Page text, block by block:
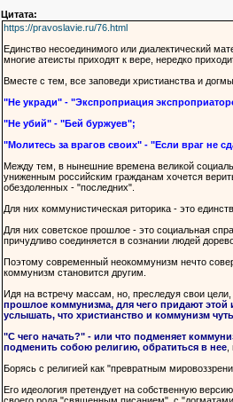
Цитата:
https://pravoslavie.ru/76.html
Единство несоединимого или диалектический
многие атеисты приходят к вере, нередко
Вместе с тем, все заповеди христианства и
"Не укради" - "Экспроприация
"Не убий" - "Бей буржуев";
"Молитесь за врагов своих" - "Если враг не
Между тем, в нынешние времена великой
униженным российским гражданам хочется
обездоленных - "последних".
Для них коммунистическая риторика - это
Для них советское прошлое - это социальная
причудливо соединяется в сознании людей
Поэтому современный неокоммунизм нечто
коммунизм становится другим.
Идя на встречу массам, но, преследуя свои цели,
прошлое коммунизма, для чего придают
услышать, что христианство и коммунизм
"С чего начать?" - или что подменяет
подменить собою религию, обратиться в нее,
Борясь с религией как "превратным
Его идеология претендует на собственную